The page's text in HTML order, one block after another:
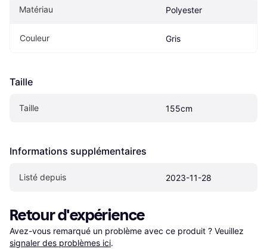
Matériau Polyester
Couleur Gris
Taille
Taille 155cm
Informations supplémentaires
Listé depuis 2023-11-28
Retour d'expérience
Avez-vous remarqué un problème avec ce produit ? Veuillez
signaler des problèmes ici.